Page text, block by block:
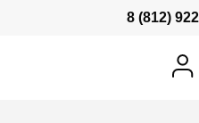
8 (812)